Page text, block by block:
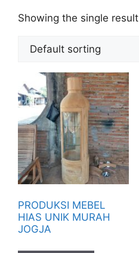
Showing the single result
PRODUKSI MEBEL
HIAS UNIK MURAH
JOGJA